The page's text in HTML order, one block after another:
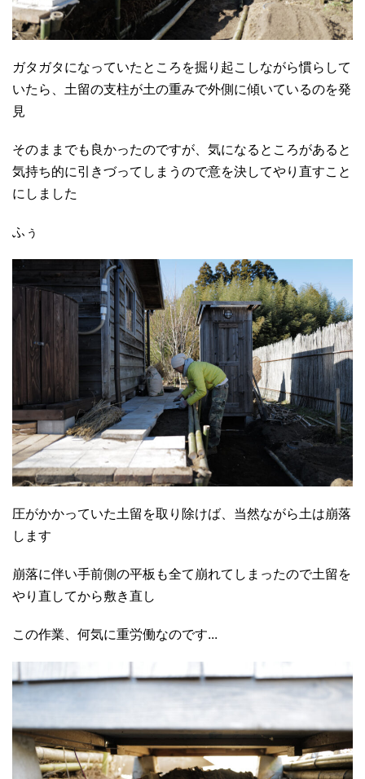
ガタガタになっていたところを掘り起こしながら慣らして
いたら、土留の支柱が土の重みで外側に傾いているのを発
見
そのままでも良かったのですが、気になるところがあると
気持ち的に引きづってしまうので意を決してやり直すこと
にしました
ふぅ
圧がかかっていた土留を取り除けば、当然ながら土は崩落
します
崩落に伴い手前側の平板も全て崩れてしまったので土留を
やり直してから敷き直し
この作業、何気に重労働なのです...